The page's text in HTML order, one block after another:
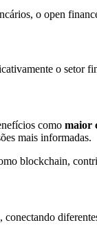
o open
o setor
como maior
mais informadas.
blockchain,